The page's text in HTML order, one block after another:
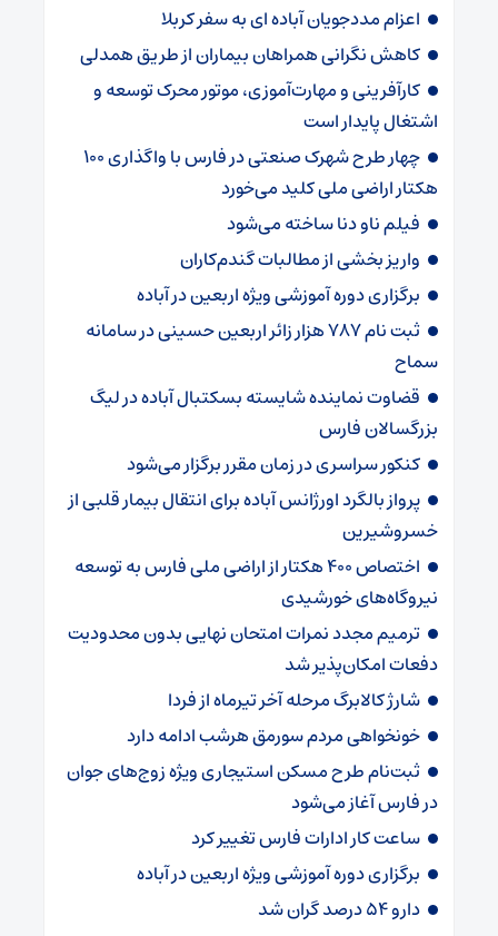
اعزام مددجویان آباده ای به سفر کربلا
کاهش نگرانی همراهان بیماران از طریق همدلی
کارآفرینی و مهارت‌آموزی، موتور محرک توسعه و
اشتغال پایدار است
چهار طرح شهرک صنعتی در فارس با واگذاری ۱۰۰
هکتار اراضی ملی کلید می‌خورد
فیلم ناو دنا ساخته‌ می‌شود
واریز بخشی از مطالبات گندم‌کاران
برگزاری دوره آموزشی ویژه اربعین در آباده
ثبت نام ۷۸۷ هزار زائر اربعین حسینی در سامانه
سماح
قضاوت نماینده شایسته بسکتبال آباده در لیگ
بزرگسالان فارس
کنکور سراسری در زمان مقرر برگزار می‌شود
پرواز بالگرد اورژانس آباده برای انتقال بیمار قلبی از
خسروشیرین
اختصاص ۴۰۰ هکتار از اراضی ملی فارس به توسعه
نیروگاه‌های خورشیدی
ترمیم مجدد نمرات امتحان نهایی بدون محدودیت
دفعات امکان‌پذیر شد
شارژ کالابرگ‌ مرحله آخر تیرماه از فردا
خونخواهی مردم سورمق هرشب ادامه دارد
ثبت‌نام طرح مسکن استیجاری ویژه زوج‌های جوان
در فارس آغاز می‌شود
ساعت کار ادارات فارس تغییر کرد
برگزاری دوره آموزشی ویژه اربعین در آباده
دارو ۵۴ درصد گران شد